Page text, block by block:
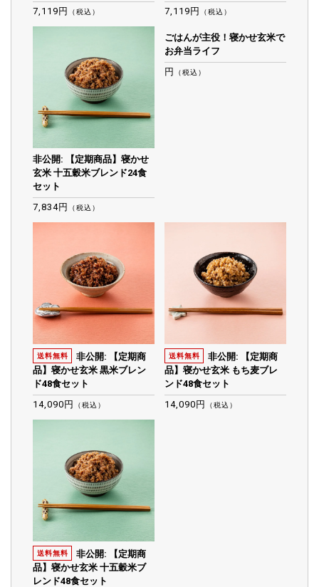
7,119円 （税込） 7,119円 （税込）
非公開: 【定期商品】寝かせ
玄米 十五穀米ブレンド24食
セット
7,834円
（税込）
ごはんが主役！寝かせ玄米で
お弁当ライフ
円
（税込）
送料無料
非公開: 【定期商
品】寝かせ玄米 黒米ブレン
ド48食セット
14,090円
（税込）
送料無料
非公開: 【定期商
品】寝かせ玄米 もち麦ブレ
ンド48食セット
14,090円
（税込）
送料無料
非公開: 【定期商
品】寝かせ玄米 十五穀米ブ
レンド48食セット